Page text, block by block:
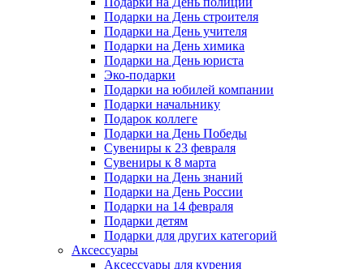
Подарки на День строителя
Подарки на День учителя
Подарки на День химика
Подарки на День юриста
Эко-подарки
Подарки на юбилей компании
Подарки начальнику
Подарок коллеге
Подарки на День Победы
Сувениры к 23 февраля
Сувениры к 8 марта
Подарки на День знаний
Подарки на День России
Подарки на 14 февраля
Подарки детям
Подарки для других категорий
Аксессуары
Аксессуары для курения